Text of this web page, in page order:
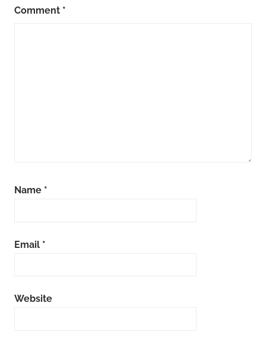
Comment *
Name *
Email *
Website